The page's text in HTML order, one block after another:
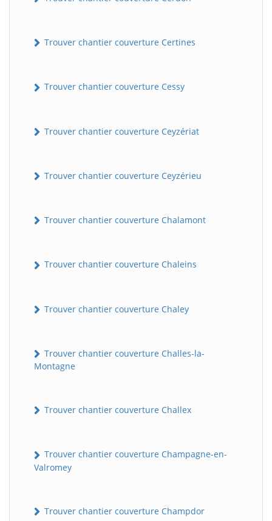
Trouver chantier couverture Certines
Trouver chantier couverture Cessy
Trouver chantier couverture Ceyzériat
Trouver chantier couverture Ceyzérieu
Trouver chantier couverture Chalamont
Trouver chantier couverture Chaleins
Trouver chantier couverture Chaley
Trouver chantier couverture Challes-la-
Montagne
Trouver chantier couverture Challex
Trouver chantier couverture Champagne-en-
Valromey
Trouver chantier couverture Champdor